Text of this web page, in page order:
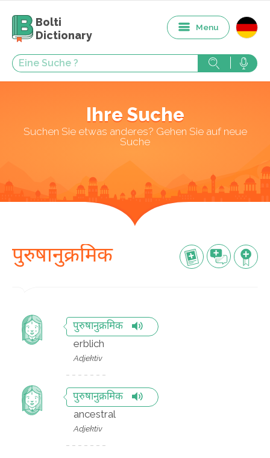
Bolti
Dictionary
Menu
Ihre Suche
Suchen Sie etwas anderes? Gehen Sie auf neue
Suche
पुरुषानुक्रमिक
पुरुषानुक्रमिक
erblich
Adjektiv
पुरुषानुक्रमिक
ancestral
Adjektiv